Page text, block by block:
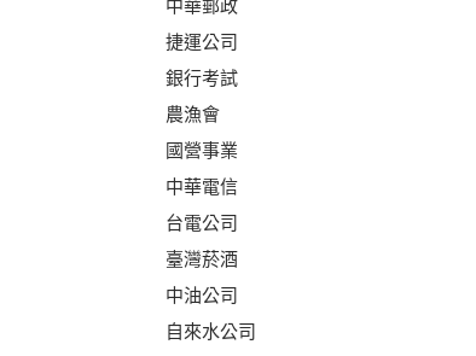
中華郵政
捷運公司
銀行考試
農漁會
國營事業
中華電信
台電公司
臺灣菸酒
中油公司
自來水公司